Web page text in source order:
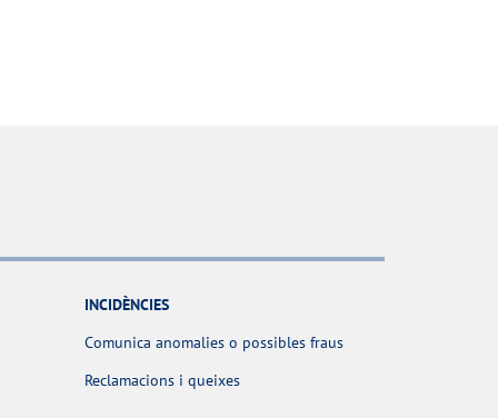
INCIDÈNCIES
Comunica anomalies o possibles fraus
Reclamacions i queixes